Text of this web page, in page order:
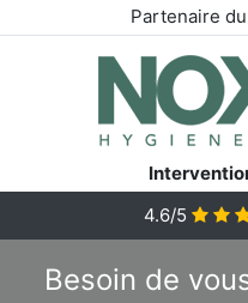
Partenaire
4.6/5
Besoin de